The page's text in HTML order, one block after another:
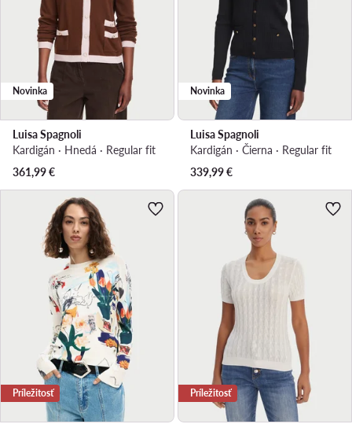
Novinka
Luisa Spagnoli
Kardigán · Hnedá · Regular fit
361,99€
Novinka
Luisa Spagnoli
Kardigán · Čierna · Regular fit
339,99€
Príležitosť Príležitosť